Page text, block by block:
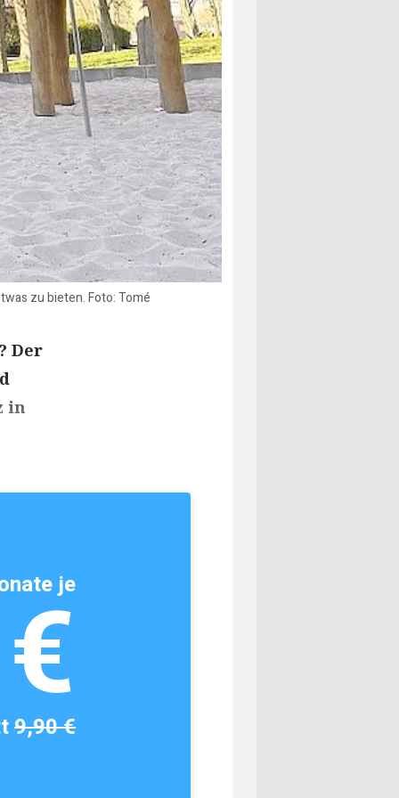
zu bieten. Foto: Tomé
Der
in
je
9,90 €